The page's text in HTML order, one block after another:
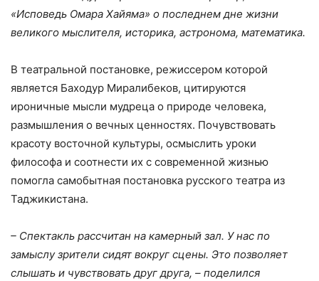
«Исповедь Омара Хайяма» о последнем дне жизни
великого мыслителя, историка, астронома, математика.
В театральной постановке, режиссером которой
является Баходур Миралибеков, цитируются
ироничные мысли мудреца о природе человека,
размышления о вечных ценностях. Почувствовать
красоту восточной культуры, осмыслить уроки
философа и соотнести их с современной жизнью
помогла самобытная постановка русского театра из
Таджикистана.
– Спектакль рассчитан на камерный зал. У нас по
замыслу зрители сидят вокруг сцены. Это позволяет
слышать и чувствовать друг друга, – поделился